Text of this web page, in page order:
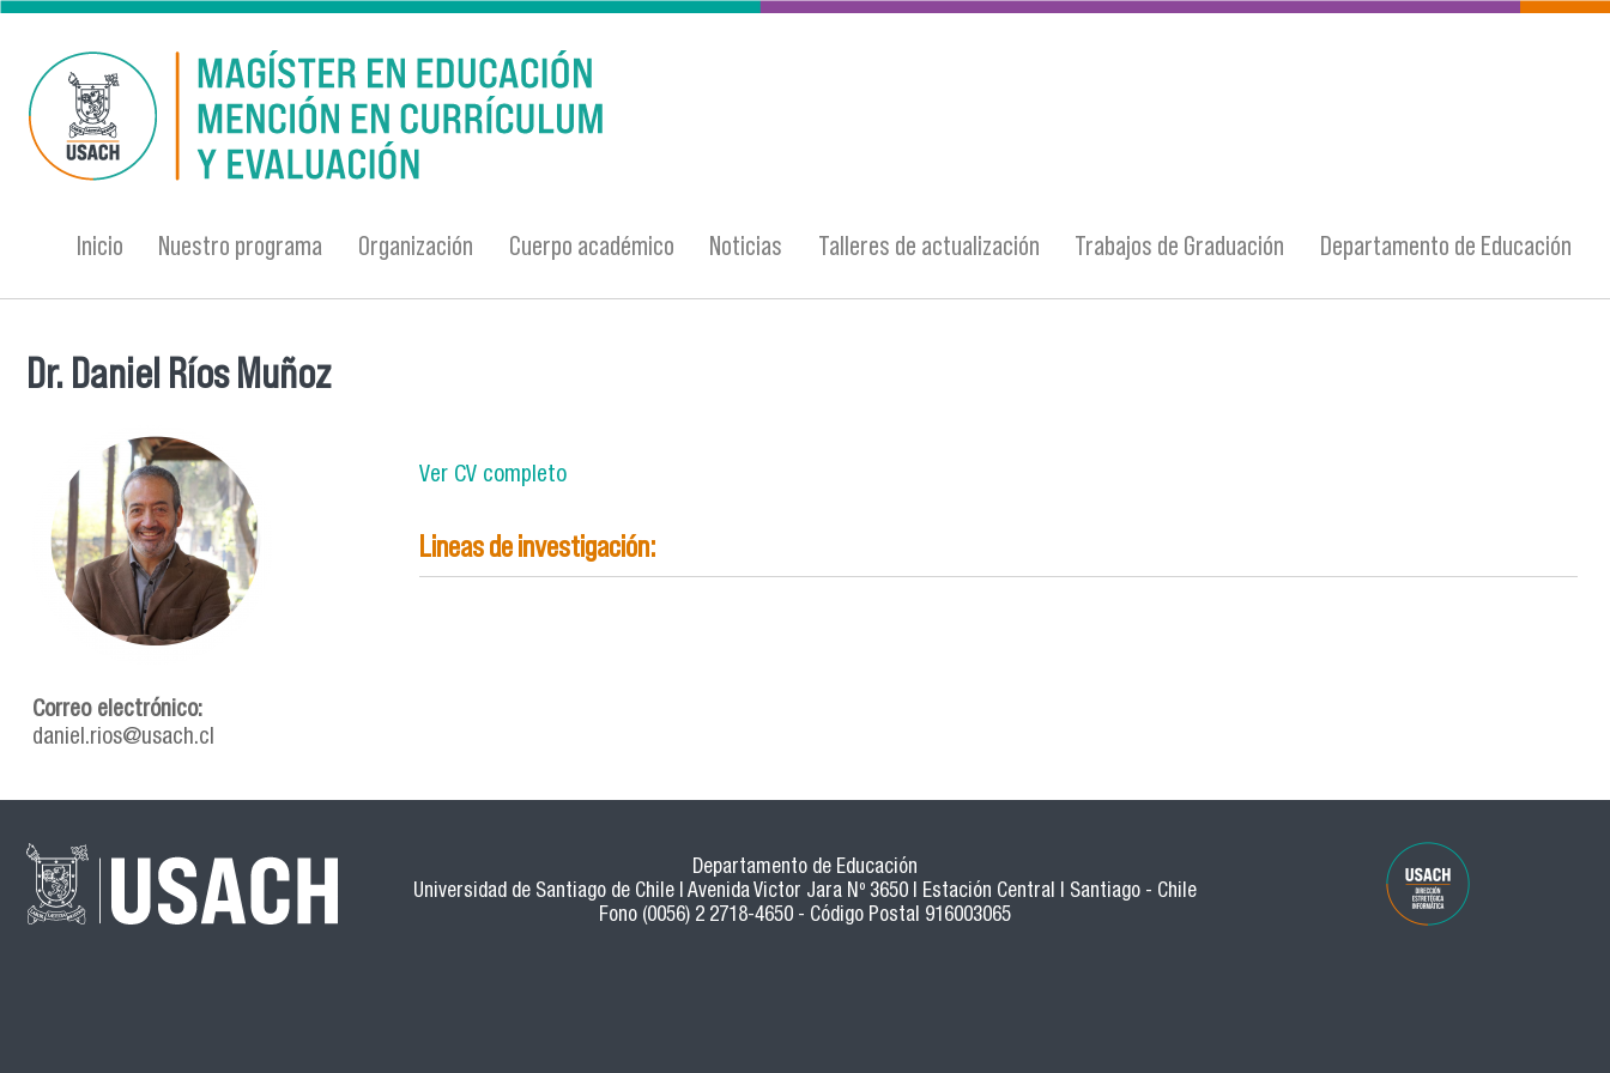
Pasar al contenido principal
Inicio Nuestro programa Organización Cuerpo académico Noticias Talleres de actualización Trabajos de Graduación Departamento de Educación
Se encuentra usted aquí
Dr. Daniel Ríos Muñoz
Correo electrónico:
daniel.rios@usach.cl
Ver CV completo
Lineas de investigación:
Departamento de Educación
Universidad de Santiago de Chile | Avenida Victor Jara Nº 3650 | Estación Central | Santiago - Chile
Fono (0056) 2 2718-4650 - Código Postal 916003065